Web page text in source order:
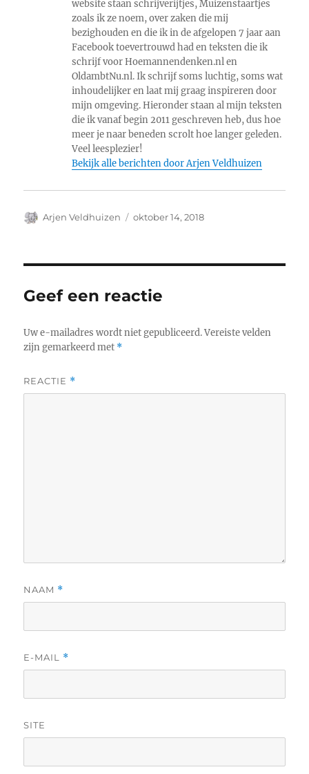
website staan schrijverijtjes, Muizenstaartjes
zoals ik ze noem, over zaken die mij
bezighouden en die ik in de afgelopen 7 jaar aan
Facebook toevertrouwd had en teksten die ik
schrijf voor Hoemannendenken.nl en
OldambtNu.nl. Ik schrijf soms luchtig, soms wat
inhoudelijker en laat mij graag inspireren door
mijn omgeving. Hieronder staan al mijn teksten
die ik vanaf begin 2011 geschreven heb, dus hoe
meer je naar beneden scrolt hoe langer geleden.
Veel leesplezier!
Bekijk alle berichten door Arjen Veldhuizen
Auteur
Arjen Veldhuizen
Geplaatst
oktober 14, 2018
Geef een reactie
Uw e-mailadres wordt niet gepubliceerd. Vereiste velden
zijn gemarkeerd met *
REACTIE *
NAAM *
E-MAIL *
SITE